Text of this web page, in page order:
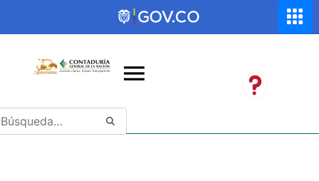
Saltar al contenido principal
Abrir menú de accesibilidad